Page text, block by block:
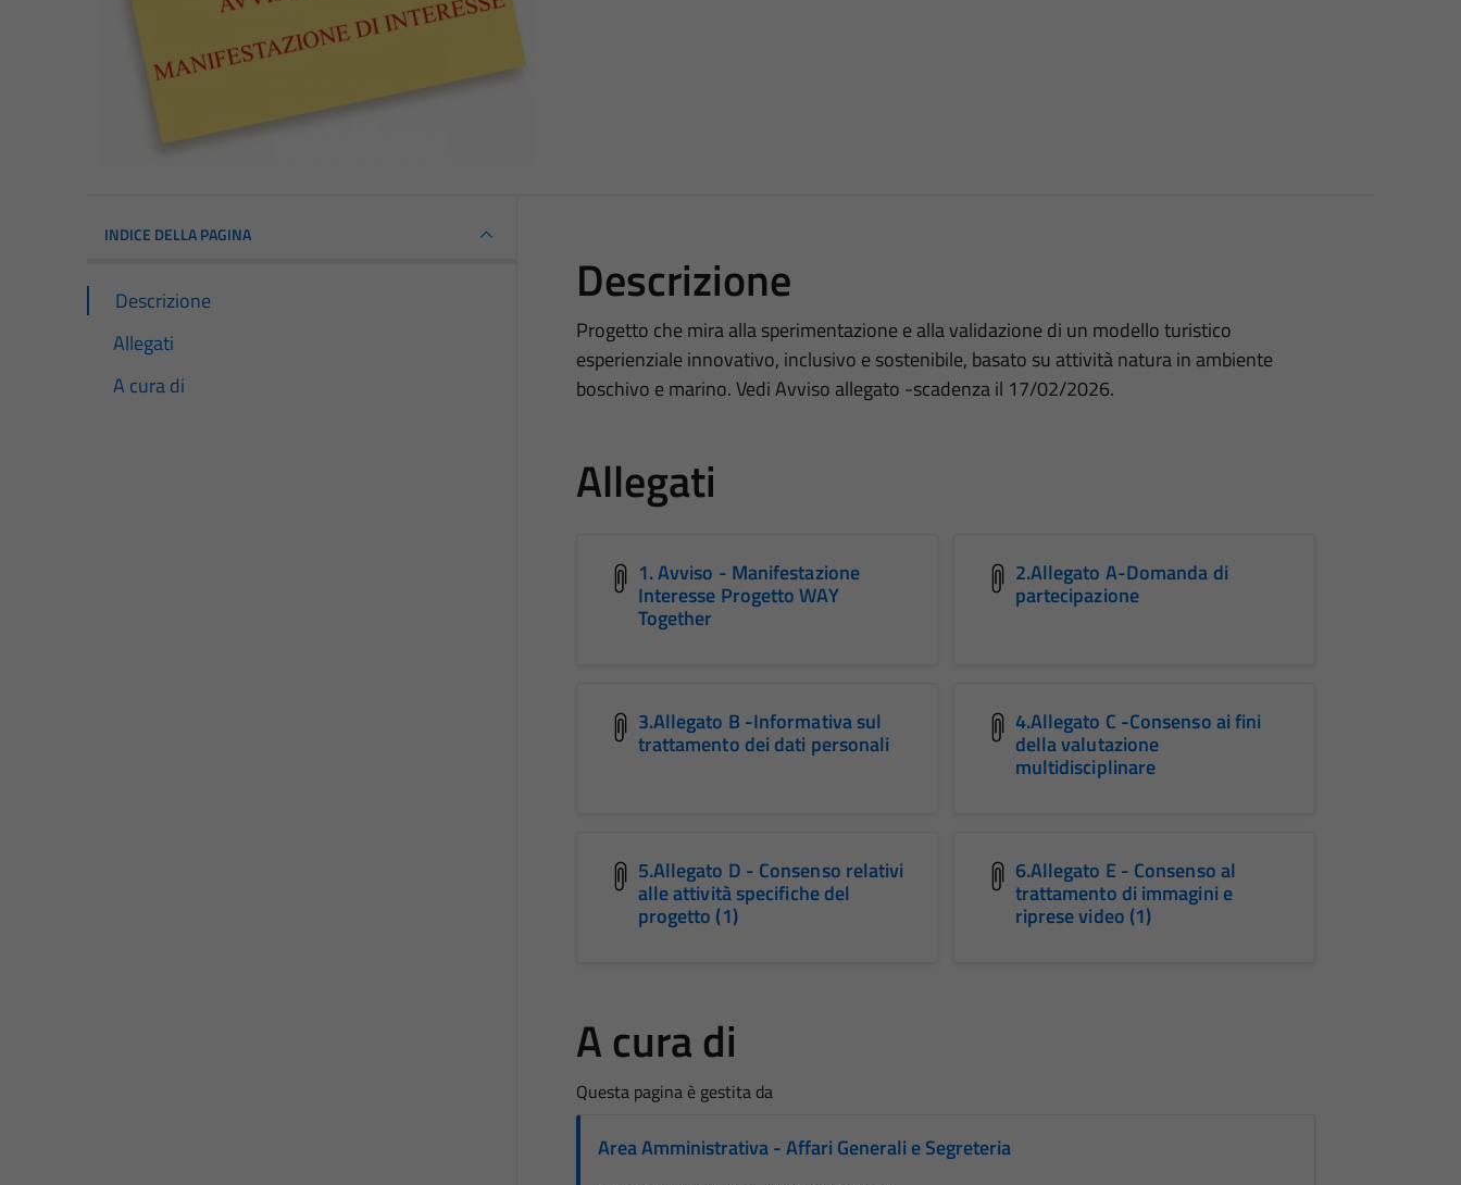
INDICE DELLA PAGINA
Descrizione
Allegati
A cura di
Descrizione
Progetto che mira alla sperimentazione e alla validazione di un modello turistico
esperienziale innovativo, inclusivo e sostenibile, basato su attività natura in ambiente
boschivo e marino. Vedi Avviso allegato -scadenza il 17/02/2026.
Allegati
1. Avviso - Manifestazione
Interesse Progetto WAY
Together
2.Allegato A-Domanda di
partecipazione
3.Allegato B -Informativa sul
trattamento dei dati personali
4.Allegato C -Consenso ai fini
della valutazione
multidisciplinare
5.Allegato D - Consenso relativi
alle attività specifiche del
progetto (1)
6.Allegato E - Consenso al
trattamento di immagini e
riprese video (1)
A cura di
Questa pagina è gestita da
Area Amministrativa - Affari Generali e Segreteria